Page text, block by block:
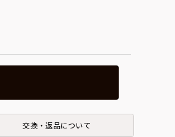
交換・返品について